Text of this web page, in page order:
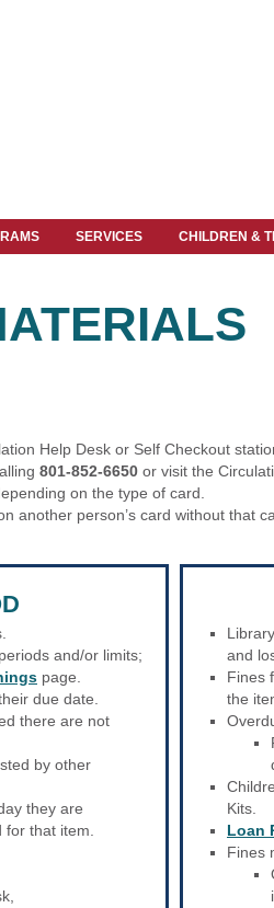
SERVICES CHILDREN &
Help Desk or Self Checkout
801-852-6650 or visit the
on the type of card.
another person’s card without that
and/or limits;
page.
due date.
there are not
by other
they are
that item.
and
Fines
the
Kits.
Loan
Fines